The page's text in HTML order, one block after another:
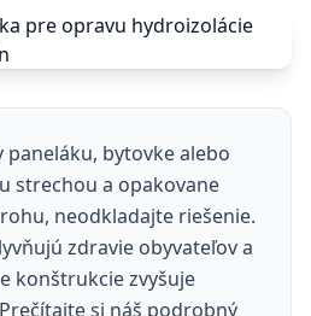
paneláku, bytovke alebo
strechou a opakovane
neodkladajte riešenie.
zdravie obyvateľov a
konštrukcie zvyšuje
si náš podrobný